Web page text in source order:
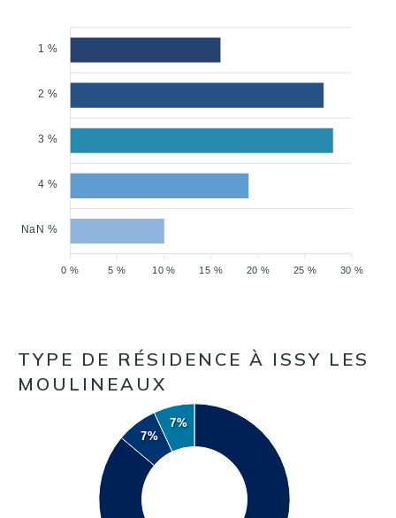
1 %
2 %
3 %
4 %
NaN %
30 %
25 %
20 %
15 %
10 %
5 %
0 %
TYPE DE RÉSIDENCE À ISSY LES
MOULINEAUX
7%
7%